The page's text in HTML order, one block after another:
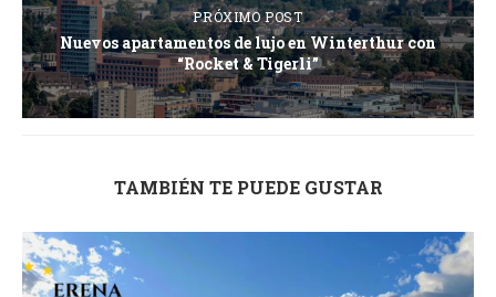
PRÓXIMO POST
Nuevos apartamentos de lujo en Winterthur con
“Rocket & Tigerli”
TAMBIÉN TE PUEDE GUSTAR